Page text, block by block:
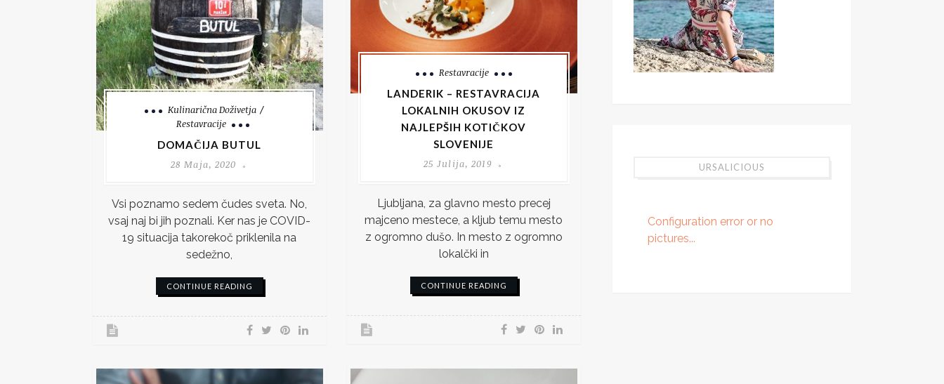
Kulinarična Doživetja
Restavracije
DOMAČIJA BUTUL
28 Maja, 2020
Vsi poznamo sedem čudes sveta. No,
vsaj naj bi jih poznali. Ker nas je COVID-
19 situacija takorekoč priklenila na
sedežno,
CONTINUE READING
Restavracije
LANDERIK – RESTAVRACIJA
LOKALNIH OKUSOV IZ
NAJLEPŠIH KOTIČKOV
SLOVENIJE
25 Julija, 2019
Ljubljana, za glavno mesto precej
majceno mestece, a kljub temu mesto
z ogromno dušo. In mesto z ogromno
lokalčki in
CONTINUE READING
URSALICIOUS
Configuration error or no
pictures...